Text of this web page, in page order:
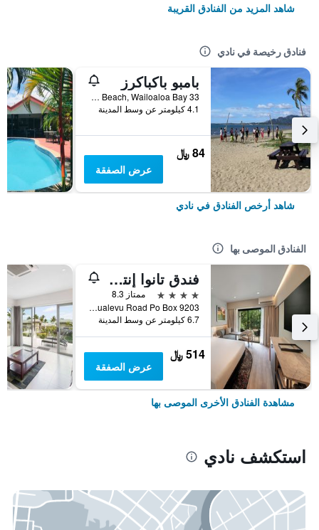
شاهد المزيد من الفنادق القريبة
فنادق رخيصة في نادي
بامبو باكباكرز
33 Newtown Beach, Wailoaloa Bay, نادي, فيجي
4.1 كيلومتر عن وسط المدينة
84 ﷼
عرض الصفقة
شاهد أرخص الفنادق في نادي
الفنادق الموصى بها
فندق تانوا إنترناشونال
4 نجوم
ممتاز 8.3
Votualevu Road Po Box 9203, نادي, فيجي
6.7 كيلومتر عن وسط المدينة
514 ﷼
عرض الصفقة
مشاهدة الفنادق الأخرى الموصى بها
استكشف نادي